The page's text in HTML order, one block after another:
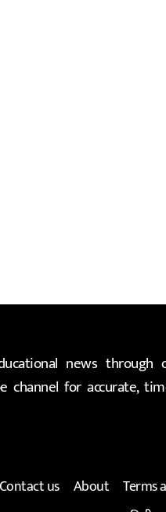
news through
channel for accurate,
Contact us About Terms